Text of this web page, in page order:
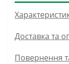
Доставка та
Повернення